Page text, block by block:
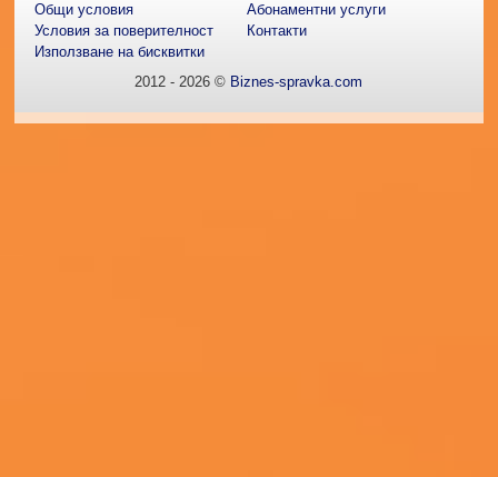
Общи условия
Условия за поверителност
Използване на бисквитки
Абонаментни услуги
Контакти
2012 - 2026 © Biznes-spravka.com